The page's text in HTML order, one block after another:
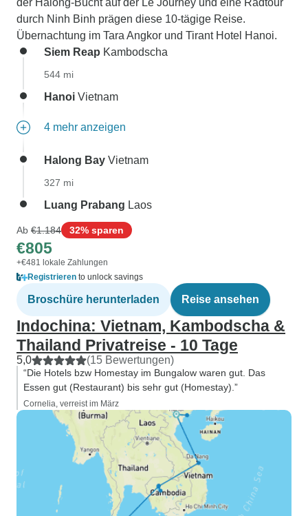
der Halong-Bucht auf der Le Journey und eine Radtour
durch Ninh Binh prägen diese 10-tägige Reise.
Übernachtung im Tara Angkor und Tirant Hotel Hanoi.
Siem Reap Kambodscha
544 mi
Hanoi Vietnam
4 mehr anzeigen
Halong Bay Vietnam
327 mi
Luang Prabang Laos
Ab €1.184 32% sparen
€805
+€481 lokale Zahlungen
Registrieren to unlock savings
Broschüre herunterladen Reise ansehen
Indochina: Vietnam, Kambodscha &
Thailand Privatreise - 10 Tage
5,0 (15 Bewertungen)
“Die Hotels bzw Homestay im Bungalow waren gut. Das
Essen gut (Restaurant) bis sehr gut (Homestay).”
Cornelia, verreist im März